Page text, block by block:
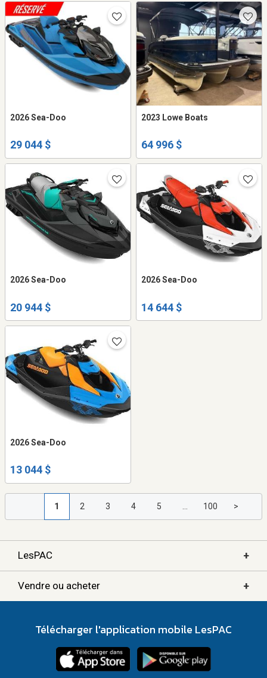
2026 Sea-Doo
29 044 $
2023 Lowe Boats
64 996 $
2026 Sea-Doo
20 944 $
2026 Sea-Doo
14 644 $
2026 Sea-Doo
13 044 $
1 2 3 4 5 ... 100 >
LesPAC +
Vendre ou acheter +
Télécharger l'application mobile LesPAC